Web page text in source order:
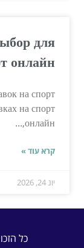
для
онлайн
на спорт
на спорт
онлайн,...
קרא עוד »
יונ 24, 2026
כל